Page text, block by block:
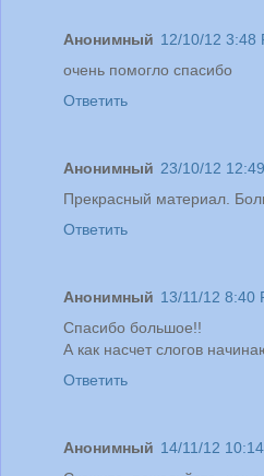
Анонимный 12/10/12 3:48
очень помогло спасибо
Ответить
Анонимный 23/10/12
Прекрасный материал.
Ответить
Анонимный 13/11/12 8:40
Спасибо большое!!
А как насчет слогов
Ответить
Анонимный 14/11/12